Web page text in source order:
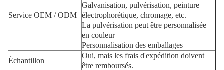
Service OEM / ODM
Galvanisation, pulvérisation, peinture
électrophorétique, chromage, etc.
La pulvérisation peut être personnalisée
en couleur
Personnalisation des emballages
Échantillon
Oui, mais les frais d'expédition doivent
être remboursés.